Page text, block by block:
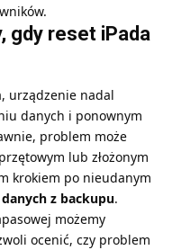
gdy reset iPada
urządzenie nadal
danych i ponownym
problem może
lub złożonym
krokiem po nieudanym
z backupu.
możemy
ocenić, czy problem